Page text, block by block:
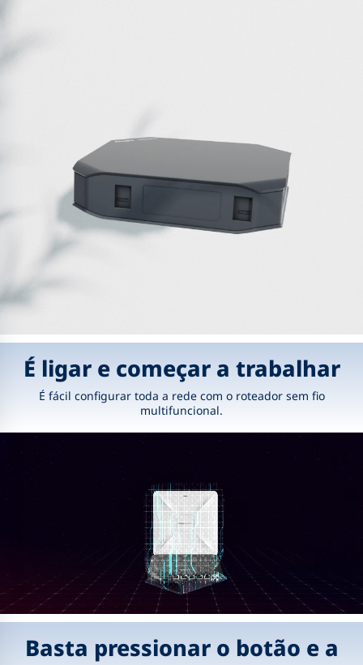
É ligar e começar a trabalhar
É fácil configurar toda a rede com o roteador sem fio
multifuncional.
Basta pressionar o botão e a